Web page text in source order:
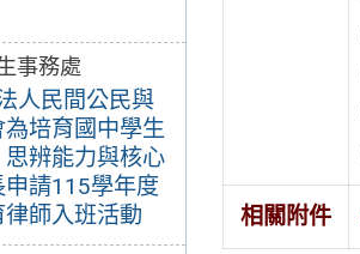
事務處
人民間公民與
培育國中學生
辨能力與核心
請115學年度
師入班活動
相關附件